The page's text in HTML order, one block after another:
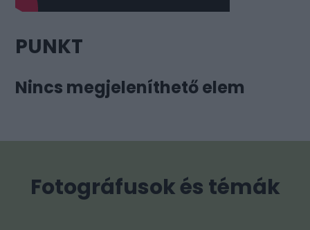
PUNKT
Nincs megjeleníthető elem
Fotográfusok és témák